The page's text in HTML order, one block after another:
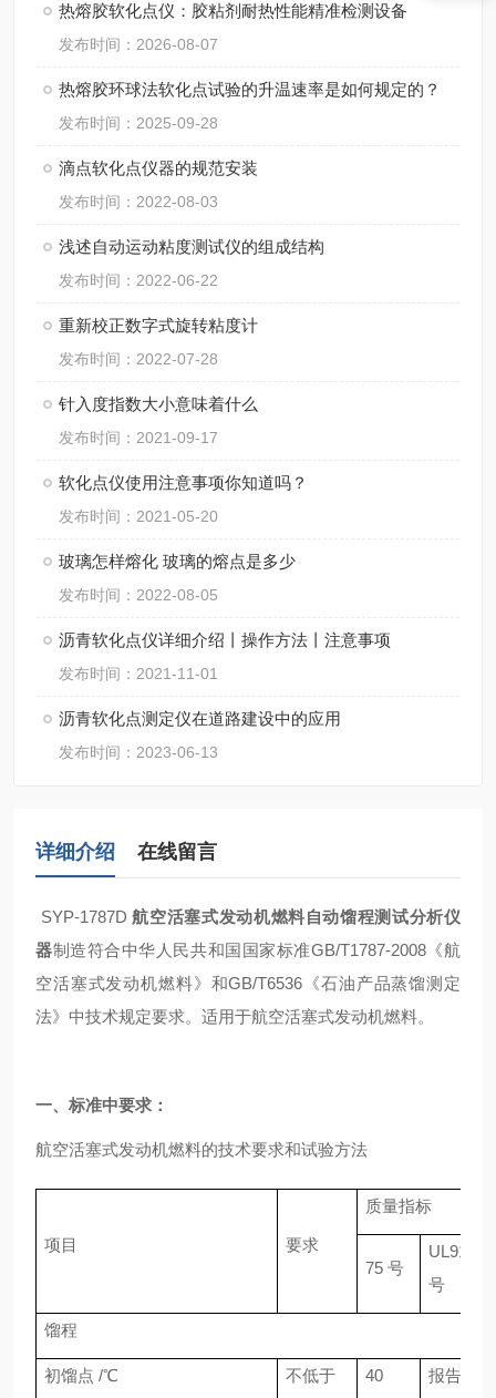
热熔胶软化点仪：胶粘剂耐热性能精准检测设备
发布时间：2026-08-07
热熔胶环球法软化点试验的升温速率是如何规定的？
发布时间：2025-09-28
滴点软化点仪器的规范安装
发布时间：2022-08-03
浅述自动运动粘度测试仪的组成结构
发布时间：2022-06-22
重新校正数字式旋转粘度计
发布时间：2022-07-28
针入度指数大小意味着什么
发布时间：2021-09-17
软化点仪使用注意事项你知道吗？
发布时间：2021-05-20
玻璃怎样熔化 玻璃的熔点是多少
发布时间：2022-08-05
沥青软化点仪详细介绍丨操作方法丨注意事项
发布时间：2021-11-01
沥青软化点测定仪在道路建设中的应用
发布时间：2023-06-13
详细介绍 在线留言
SYP-1787D航空活塞式发动机燃料自动馏程测试分析仪
器制造符合中华人民共和国国家标准GB/T1787-2008《航
空活塞式发动机燃料》和GB/T6536《石油产品蒸馏测定
法》中技术规定要求。适用于航空活塞式发动机燃料。
一、标准中要求：
航空活塞式发动机燃料的技术要求和试验方法
项目 要求
质量指标
75 号
UL91
号
馏程
初馏点 /℃ 不低于 40 报告